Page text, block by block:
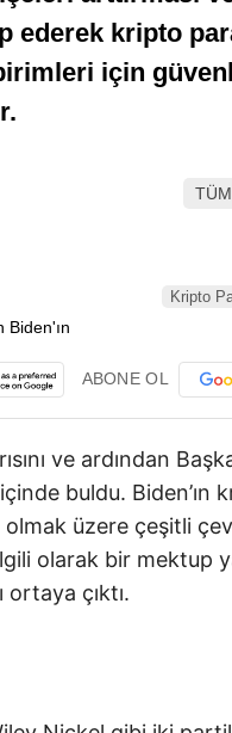
kripto
için
Kripto
ABONE OL
ve ardından
buldu. Biden’ın
olmak üzere çeşitli
olarak bir mektup
ortaya çıktı.